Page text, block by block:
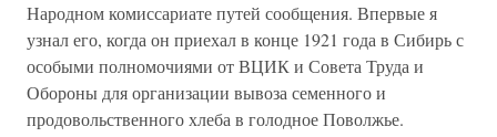
Народном комиссариате путей сообщения. Впервые я
узнал его, когда он приехал в конце 1921 года в Сибирь с
особыми полномочиями от ВЦИК и Совета Труда и
Обороны для организации вывоза семенного и
продовольственного хлеба в голодное Поволжье.